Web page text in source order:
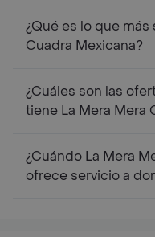
¿Qué es lo que más
Cuadra Mexicana?
¿Cuáles son las
tiene La Mera Mera
¿Cuándo La Mera
ofrece servicio a